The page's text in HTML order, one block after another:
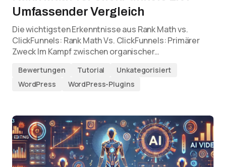
Umfassender Vergleich
Die wichtigsten Erkenntnisse aus Rank Math vs.
ClickFunnels: Rank Math Vs. ClickFunnels: Primärer
Zweck Im Kampf zwischen organischer…
Bewertungen Tutorial
Unkategorisiert
WordPress
WordPress-Plugins